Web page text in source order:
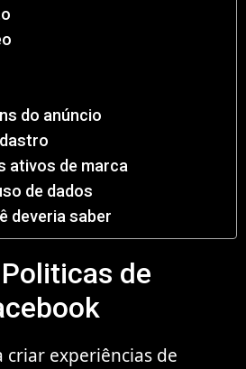
do anúncio
ativos de marca
de dados
deveria saber
de
criar experiências de